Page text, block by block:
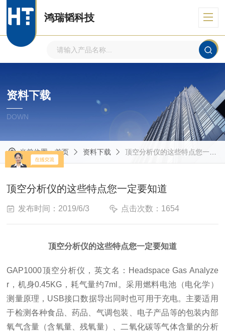
鸿瑞韬科技
资料下载
DOWN
当前位置：首页 资料下载 顶空分析仪的这些特点您一定要知道
顶空分析仪的这些特点您一定要知道
发布时间：2019/6/3 点击次数：1654
顶空分析仪的这些特点您一定要知道
GAP1000顶空分析仪， 英文名：Headspace Gas Analyze
r ，机身0.45KG，耗气量约7ml。采用燃料电池（电化学）
测量原理， USB接口数据导出同时也可用于充电。 主要适用
于检测各种食品、药品、气调包装、电子产品等的包装内部
氧气含量（含氧量、残氧量）、二氧化碳等气体含量的分析